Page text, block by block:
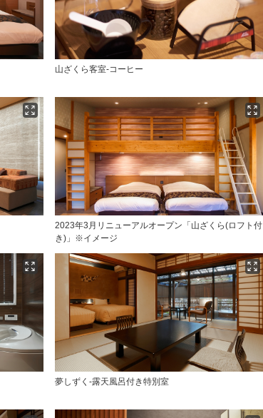
山ざくら客室-コーヒー
2023年3月リニューアルオープン「山ざくら(ロフト付
き)」※イメージ
夢しずく-露天風呂付き特別室